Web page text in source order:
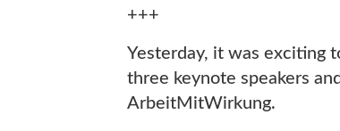
+++
Yesterday, it was exciting
three keynote speakers
ArbeitMitWirkung.